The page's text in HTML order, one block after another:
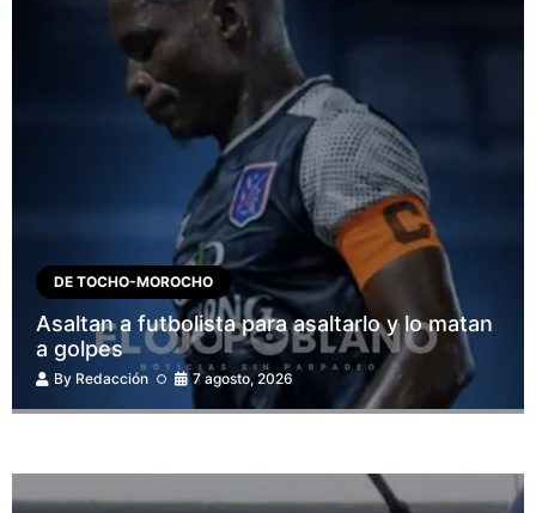
DE TOCHO-MOROCHO
Asaltan a futbolista para asaltarlo y lo matan
a golpes
By Redacción 7 agosto, 2026